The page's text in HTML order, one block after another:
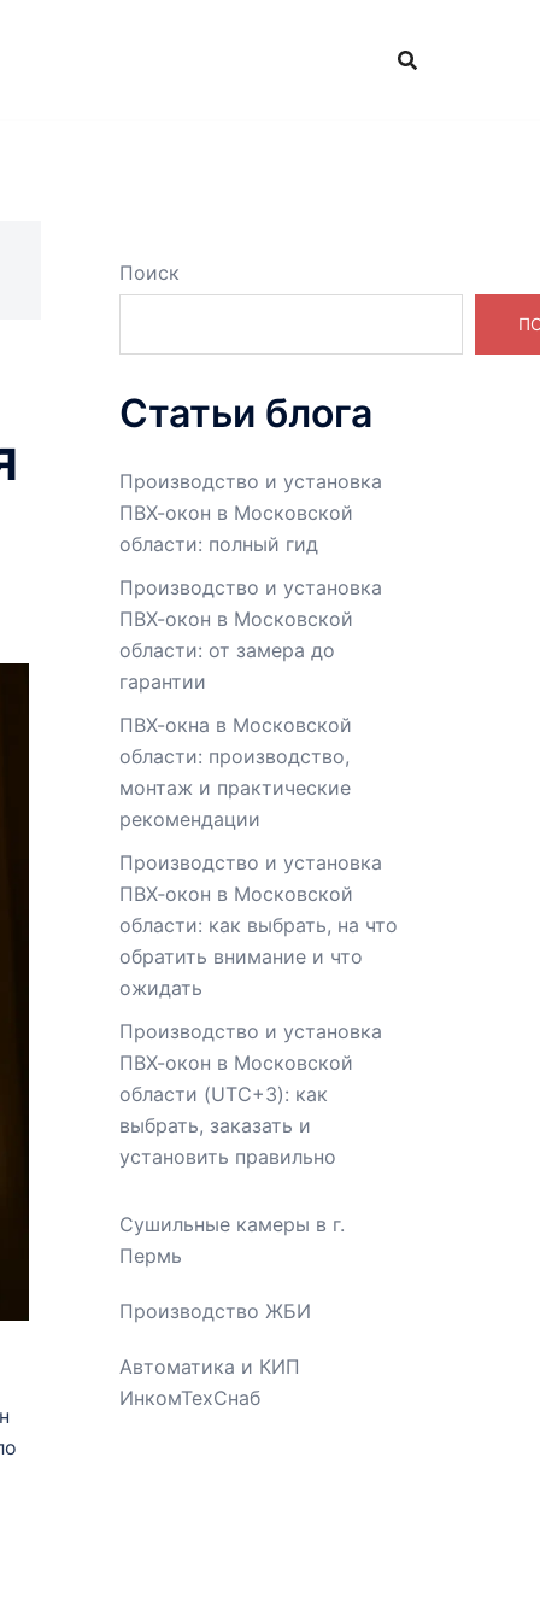
Поиск
Статьи блога
Производство и установка
ПВХ-окон в Московской
области: полный гид
Производство и установка
ПВХ-окон в Московской
области: от замера до
гарантии
ПВХ-окна в Московской
области: производство,
монтаж и практические
рекомендации
Производство и установка
ПВХ‑окон в Московской
области: как выбрать, на что
обратить внимание и что
ожидать
Производство и установка
ПВХ-окон в Московской
области (UTC+3): как
выбрать, заказать и
установить правильно
Сушильные камеры в г.
Пермь
Производство ЖБИ
Автоматика и КИП
ИнкомТехСнаб